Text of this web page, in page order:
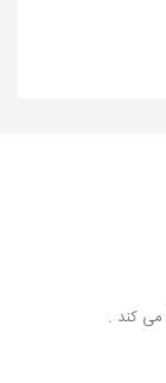
می کند .